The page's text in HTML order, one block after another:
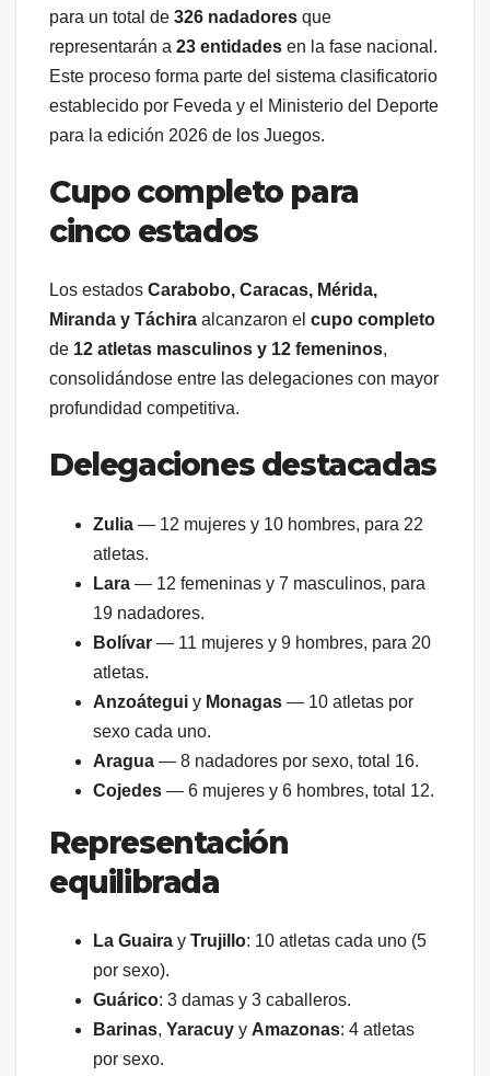
para un total de 326 nadadores que
representarán a 23 entidades en la fase nacional.
Este proceso forma parte del sistema clasificatorio
establecido por Feveda y el Ministerio del Deporte
para la edición 2026 de los Juegos.
Cupo completo para
cinco estados
Los estados Carabobo, Caracas, Mérida,
Miranda y Táchira alcanzaron el cupo completo
de 12 atletas masculinos y 12 femeninos,
consolidándose entre las delegaciones con mayor
profundidad competitiva.
Delegaciones destacadas
Zulia — 12 mujeres y 10 hombres, para 22
atletas.
Lara — 12 femeninas y 7 masculinos, para
19 nadadores.
Bolívar — 11 mujeres y 9 hombres, para 20
atletas.
Anzoátegui y Monagas — 10 atletas por
sexo cada uno.
Aragua — 8 nadadores por sexo, total 16.
Cojedes — 6 mujeres y 6 hombres, total 12.
Representación
equilibrada
La Guaira y Trujillo: 10 atletas cada uno (5
por sexo).
Guárico: 3 damas y 3 caballeros.
Barinas, Yaracuy y Amazonas: 4 atletas
por sexo.